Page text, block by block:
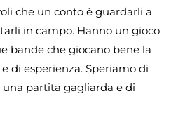
che un conto è guardarli a
in campo. Hanno un gioco
bande che giocano bene la
di esperienza. Speriamo di
partita gagliarda e di